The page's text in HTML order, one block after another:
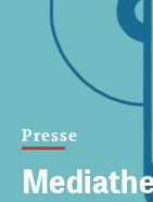
Presse